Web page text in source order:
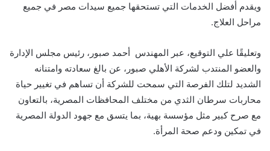
ويقدم أفضل الخدمات التي تستحقها جميع سيدات مصر في جميع
مراحل العلاج.
وتعليقًا علي التوقيع، عبر المهندس أحمد صبور، رئيس مجلس الإدارة
والعضو المنتدب لشركة الأهلي صبور، عن بالغ سعادته وامتنانه
الشديد لتلك الفرصة التي سمحت للشركة أن تساهم في تغيير حياة
محاربات سرطان الثدي من مختلف المحافظات المصرية، بالتعاون
مع صرح كبير مثل مؤسسة بهية، بما يتسق مع جهود الدولة المصرية
في تمكين ودعم صحة المرأة.